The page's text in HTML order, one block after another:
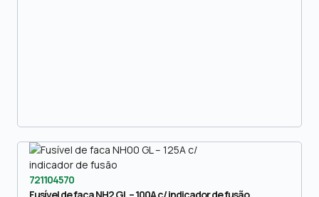
721104570
Fusível de faca NH2 GL – 100A c/ indicador de fusão